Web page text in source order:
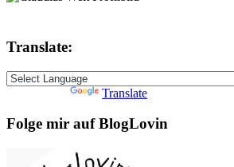
Translate:
Translate
Folge mir auf BlogLovin